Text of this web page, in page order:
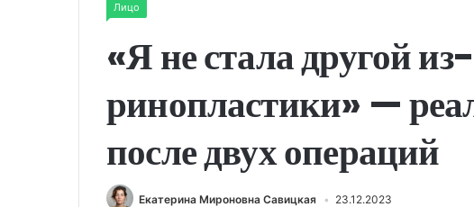
Лицо
«Я не стала другой
ринопластики» —
после двух операций
Екатерина Мироновна Савицкая 23.12.2023